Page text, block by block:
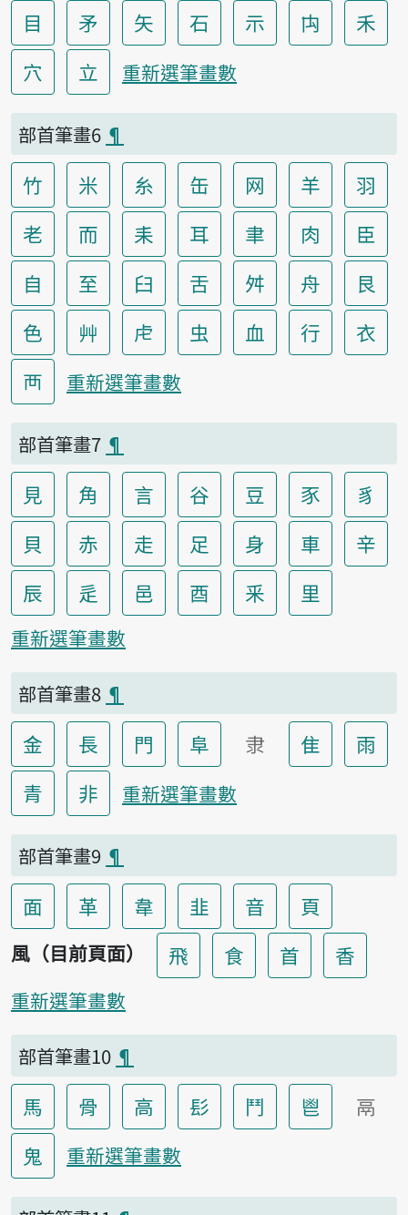
目 矛 矢 石 示 禸
禾
穴
立 重新選筆畫數
部首筆畫6 ¶
竹 米 糸 缶 网 羊
羽
老
而 耒 耳 聿 肉
臣
自
至 臼 舌 舛 舟
艮
色
艸 虍 虫 血 行
衣
襾
重新選筆畫數
部首筆畫7 ¶
見 角 言 谷 豆 豕
豸
貝
赤 走 足 身 車
辛
辰
辵 邑 酉 釆 里
重新選筆畫數
部首筆畫8 ¶
金 長 門 阜 隶 隹
雨
青
非 重新選筆畫數
部首筆畫9 ¶
面 革 韋 韭 音 頁
風（目前頁面） 飛 食 首 香
重新選筆畫數
部首筆畫10 ¶
馬 骨 高 髟 鬥 鬯
鬲
鬼
重新選筆畫數